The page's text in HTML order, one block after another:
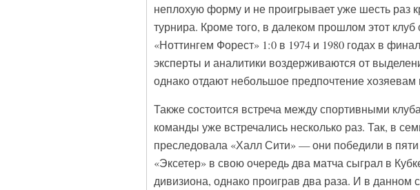
неплохую форму и не проигрывает уже шесть раз
турнира. Кроме того, в далеком прошлом этот
«Ноттингем Форест» 1:0 в 1974 и 1980 годах в
эксперты и аналитики воздерживаются от
однако отдают небольшое предпочтение хозяевам
Также состоится встреча между спортивными
команды уже встречались несколько раз. Так, в
преследовала «Халл Сити» — они победили в
«Эксетер» в свою очередь два матча сыграл в
дивизиона, однако проиграв два раза. И в данном